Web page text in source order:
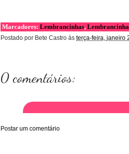
Marcadores: Lembrancinhas,
Postado por Bete Castro às terça-feira, janeiro
0 comentários:
Postar um comentário